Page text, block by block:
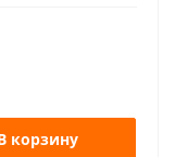
корзину